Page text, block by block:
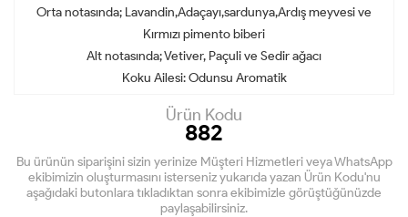
Orta notasında; Lavandin,Adaçayı,sardunya,Ardış meyvesi ve
Kırmızı pimento biberi
Alt notasında; Vetiver, Paçuli ve Sedir ağacı
Koku Ailesi: Odunsu Aromatik
Ürün Kodu
882
Bu ürünün siparişini sizin yerinize Müşteri Hizmetleri veya WhatsApp
ekibimizin oluşturmasını isterseniz yukarıda yazan Ürün Kodu'nu
aşağıdaki butonlara tıkladıktan sonra ekibimizle görüştüğünüzde
paylaşabilirsiniz.